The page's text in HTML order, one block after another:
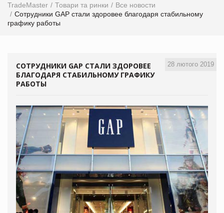
TradeMaster Товари та ринки
Все новости
Сотрудники GAP стали здоровее благодаря стабильному
графику работы
28 лютого 2019
СОТРУДНИКИ GAP СТАЛИ ЗДОРОВЕЕ
БЛАГОДАРЯ СТАБИЛЬНОМУ ГРАФИКУ
РАБОТЫ